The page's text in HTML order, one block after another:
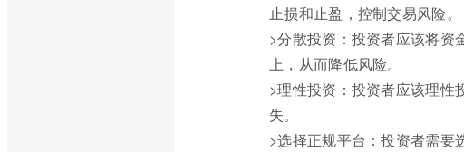
止损和止盈，控制交易风险。
>分散投资：投资者应该将资
上，从而降低风险。
>理性投资：投资者应该理性
失。
>选择正规平台：投资者需要